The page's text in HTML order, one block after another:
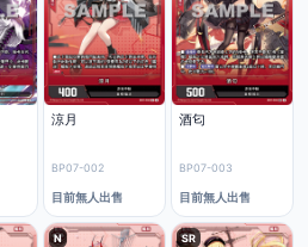
涼月
BP07-002
目前無人出售
酒匂
BP07-003
目前無人出售
N SR